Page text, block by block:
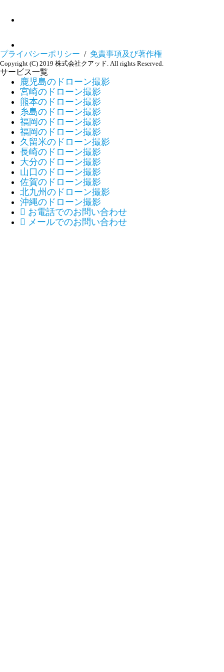
プライバシーポリシー / 免責事項及び著作権
Copyright (C) 2019 株式会社クアッド. All rights Reserved.
サービス一覧
鹿児島のドローン撮影
宮崎のドローン撮影
熊本のドローン撮影
糸島のドローン撮影
福岡のドローン撮影
福岡のドローン撮影
久留米のドローン撮影
長崎のドローン撮影
大分のドローン撮影
山口のドローン撮影
佐賀のドローン撮影
北九州のドローン撮影
沖縄のドローン撮影
 お電話でのお問い合わせ
 メールでのお問い合わせ